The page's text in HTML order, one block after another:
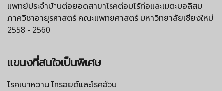
แพทย์ประจำบ้านต่อยอดสาขาโรคต่อมไร้ท่อและเมตะบอลิสม
ภาควิชาอายุรศาสตร์ คณะแพทยศาสตร์ มหาวิทยาลัยเชียงใหม่
2558 - 2560
แขนงที่สนใจเป็นพิเศษ
โรคเบาหวาน ไทรอยด์และโรคอ้วน